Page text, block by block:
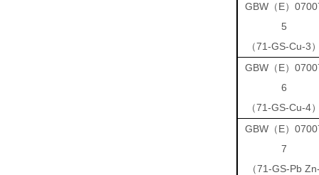
GBW（E）
5
（71-GS-Cu-3
GBW（E）
6
（71-GS-Cu-4
GBW（E）
7
（71-GS-Pb